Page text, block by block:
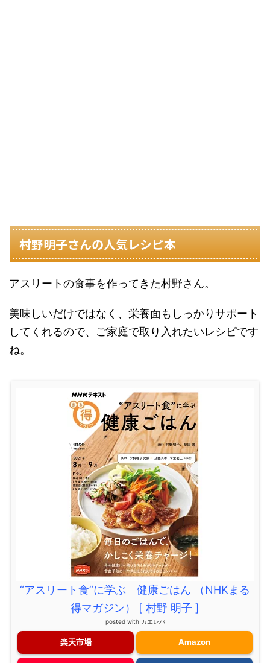
村野明子さんの人気レシピ本
アスリートの食事を作ってきた村野さん。
美味しいだけではなく、栄養面もしっかりサポート
してくれるので、ご家庭で取り入れたいレシピです
ね。
“アスリート食”に学ぶ 健康ごはん （NHKまる
得マガジン） [ 村野 明子 ]
posted with カエレバ
楽天市場 Amazon